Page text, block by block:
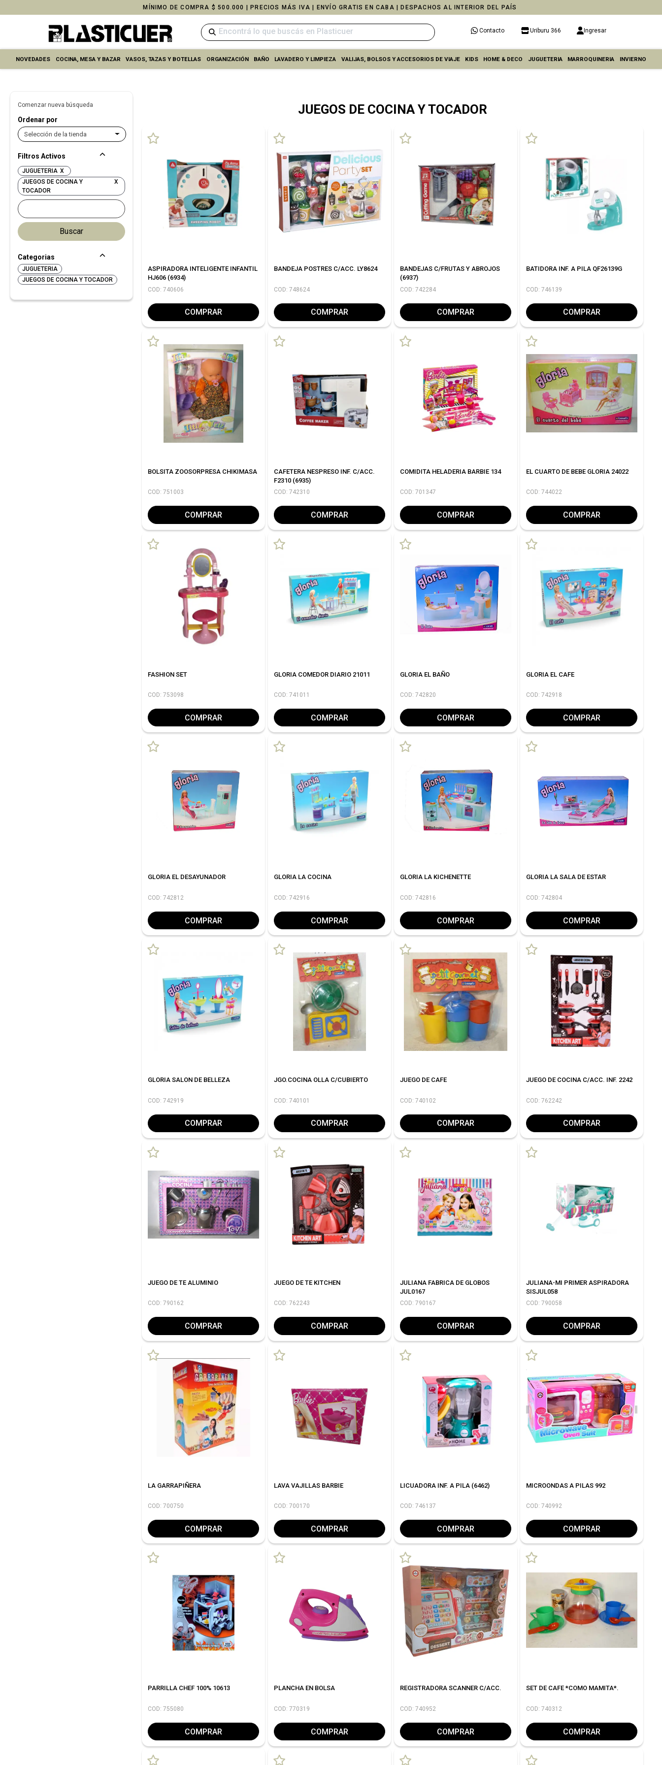
MÍNIMO DE COMPRA $ 500.000 | PRECIOS MÁS IVA | ENVÍO GRATIS EN CABA | DESPACHOS AL INTERIOR DEL PAÍS
Contacto Uriburu 366 Ingresar
NOVEDADES COCINA, MESA Y BAZAR VASOS, TAZAS Y BOTELLAS ORGANIZACIÓN BAÑO LAVADERO Y LIMPIEZA VALIJAS, BOLSOS Y ACCESORIOS DE VIAJE KIDS HOME & DECO JUGUETERIA MARROQUINERIA INVIERNO
Comenzar nueva búsqueda
Ordenar por
Selección de la tienda
Filtros Activos
JUGUETERIA X
JUEGOS DE COCINA Y
TOCADOR
X
Categorias
JUGUETERIA
JUEGOS DE COCINA Y TOCADOR
JUEGOS DE COCINA Y TOCADOR
ASPIRADORA INTELIGENTE INFANTIL
HJ606 (6934)
COD: 740606
COMPRAR
BANDEJA POSTRES C/ACC. LY8624
COD: 748624
COMPRAR
BANDEJAS C/FRUTAS Y ABROJOS
(6937)
COD: 742284
COMPRAR
BATIDORA INF. A PILA QF26139G
COD: 746139
COMPRAR
BOLSITA ZOOSORPRESA CHIKIMASA
COD: 751003
COMPRAR
CAFETERA NESPRESO INF. C/ACC.
F2310 (6935)
COD: 742310
COMPRAR
COMIDITA HELADERIA BARBIE 134
COD: 701347
COMPRAR
EL CUARTO DE BEBE GLORIA 24022
COD: 744022
COMPRAR
FASHION SET
COD: 753098
COMPRAR
GLORIA COMEDOR DIARIO 21011
COD: 741011
COMPRAR
GLORIA EL BAÑO
COD: 742820
COMPRAR
GLORIA EL CAFE
COD: 742918
COMPRAR
GLORIA EL DESAYUNADOR
COD: 742812
COMPRAR
GLORIA LA COCINA
COD: 742916
COMPRAR
GLORIA LA KICHENETTE
COD: 742816
COMPRAR
GLORIA LA SALA DE ESTAR
COD: 742804
COMPRAR
GLORIA SALON DE BELLEZA
COD: 742919
COMPRAR
JGO.COCINA OLLA C/CUBIERTO
COD: 740101
COMPRAR
JUEGO DE CAFE
COD: 740102
COMPRAR
JUEGO DE COCINA C/ACC. INF. 2242
COD: 762242
COMPRAR
JUEGO DE TE ALUMINIO
COD: 790162
COMPRAR
JUEGO DE TE KITCHEN
COD: 762243
COMPRAR
JULIANA FABRICA DE GLOBOS
JUL0167
COD: 790167
COMPRAR
JULIANA-MI PRIMER ASPIRADORA
SISJUL058
COD: 790058
COMPRAR
LA GARRAPIÑERA
COD: 700750
COMPRAR
LAVA VAJILLAS BARBIE
COD: 700170
COMPRAR
LICUADORA INF. A PILA (6462)
COD: 746137
COMPRAR
MICROONDAS A PILAS 992
COD: 740992
COMPRAR
PARRILLA CHEF 100% 10613
COD: 755080
COMPRAR
PLANCHA EN BOLSA
COD: 770319
COMPRAR
REGISTRADORA SCANNER C/ACC.
COD: 740952
COMPRAR
SET DE CAFE *COMO MAMITA*.
COD: 740312
COMPRAR